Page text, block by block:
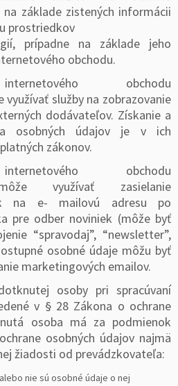
základe zistených informácii
prostriedkov
prípadne na základe jeho
obchodu.
obchodu
využívať služby na zobrazovanie
dodávateľov. Získanie a
osobných údajov je v ich
zákonov.
obchodu
využívať zasielanie
na e- mailovú adresu po
pre odber noviniek (môže byť
“spravodaj”, “newsletter”,
osobné údaje môžu byť
marketingových emailov.
osoby pri spracúvaní
v § 28 Zákona o ochrane
osoba má za podmienok
osobných údajov najmä
žiadosti od prevádzkovateľa:
nie sú osobné údaje o nej